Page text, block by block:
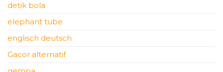
detik bola
elephant tube
englisch deutsch
Gacor alternatif